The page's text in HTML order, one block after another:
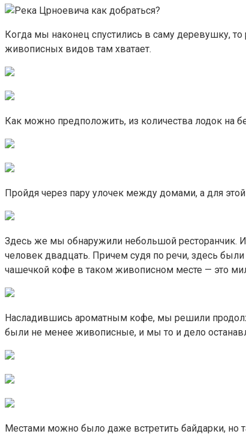
Когда мы наконец спустились в саму деревушку, то
живописных видов там хватает.
Как можно предположить, из количества лодок на
Пройдя через пару улочек между домами, а для
Здесь же мы обнаружили небольшой ресторанчик.
человек двадцать. Причем судя по речи, здесь
чашечкой кофе в таком живописном месте — это
Насладившись ароматным кофе, мы решили
были не менее живописные, и мы то и дело
Местами можно было даже встретить байдарки, но